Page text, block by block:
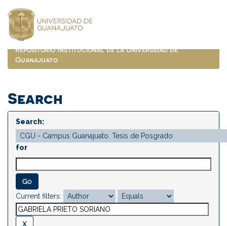
navigation
Repositorio Institucional de la Universidad de
Guanajuato
Search
Search:
for
Current filters: